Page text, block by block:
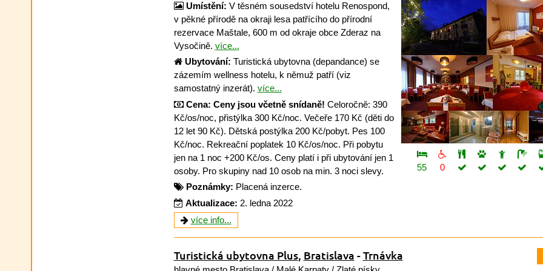
55 0
Umístění: V těsném sousedství hotelu Renospond,
v pěkné přírodě na okraji lesa patřícího do přírodní
rezervace Maštale, 600 m od okraje obce Zderaz na
Vysočině. více...
Ubytování: Turistická ubytovna (depandance) se
zázemím wellness hotelu, k němuž patří (viz
samostatný inzerát). více...
Cena: Ceny jsou včetně snídaně! Celoročně: 390
Kč/os/noc, přistýlka 300 Kč/noc. Večeře 170 Kč (děti do
12 let 90 Kč). Dětská postýlka 200 Kč/pobyt. Pes 100
Kč/noc. Rekreační poplatek 10 Kč/os/noc. Při pobytu
jen na 1 noc +200 Kč/os. Ceny platí i při ubytování jen 1
osoby. Pro skupiny nad 10 osob na min. 3 noci slevy.
Poznámky: Placená inzerce.
Aktualizace: 2. ledna 2022
více info...
Turistická ubytovna Plus, Bratislava -Trnávka